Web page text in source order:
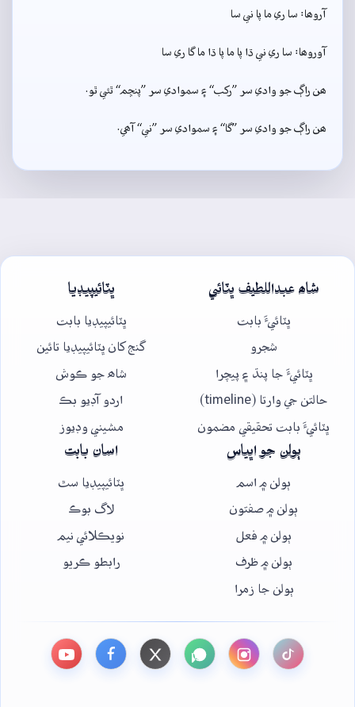
آروھا: سا ري ما پا ني سا
آوروھا: سا ري ني ڌا پا ما پا ڌا ما گا ري سا
ھن راڳ جو وادي سر ”رکب“ ۽ سموادي سر ”پنڇم“ ٿئي ٿو.
ھن راڳ جو وادي سر ”گا“ ۽ سموادي سر ”ني“ آھي.
شاھ عبداللطيف ڀٽائي
ڀٽائيءَ بابت
شجرو
ڀٽائيءَ جا پنڌ ۽ پيچرا
حالتن جي وارتا (timeline)
ڀٽائيءَ بابت تحقيقي مضمون
ڀٽائيپيڊيا
ڀٽائيپيڊيا بابت
گنج کان ڀٽائيپيڊيا تائين
شاھ جو ڪوش
اردو آڊيو بڪ
مشيني وڊيوز
ٻولن جو اڀياس
ٻولن ۾ اسم
ٻولن ۾ صفتون
ٻولن ۾ فعل
ٻولن ۾ ظرف
ٻولن جا زمرا
اسان بابت
ڀٽائيپيڊيا سٿ
لاگ بوڪ
نويڪلائي نيم
رابطو ڪريو